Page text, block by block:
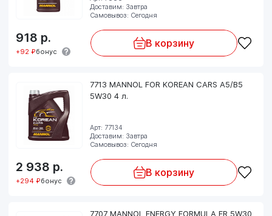
Доставим: Завтра
Самовывоз: Сегодня
918 р.
+92 ₽бонус
В корзину
7713 MANNOL FOR KOREAN CARS A5/B5
5W30 4 л.
Арт: 77134
Доставим: Завтра
Самовывоз: Сегодня
2 938 р.
+294 ₽бонус
В корзину
7707 MANNOL ENERGY FORMULA FR 5W30